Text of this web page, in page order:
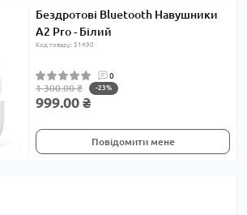
Бездротові Bluetooth Навушники
A2 Pro - Білий
Код товару: 51490
0
1 300.00 ₴ -23%
999.00 ₴
Повідомити мене